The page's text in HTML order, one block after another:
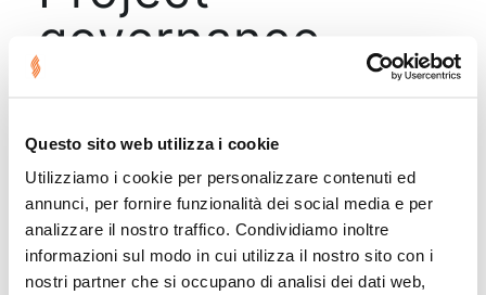
Questo sito web utilizza i cookie
Utilizziamo i cookie per personalizzare contenuti ed
annunci, per fornire funzionalità dei social media e per
analizzare il nostro traffico. Condividiamo inoltre
informazioni sul modo in cui utilizza il nostro sito con i
nostri partner che si occupano di analisi dei dati web,
governance
Nessun risultato trovato.